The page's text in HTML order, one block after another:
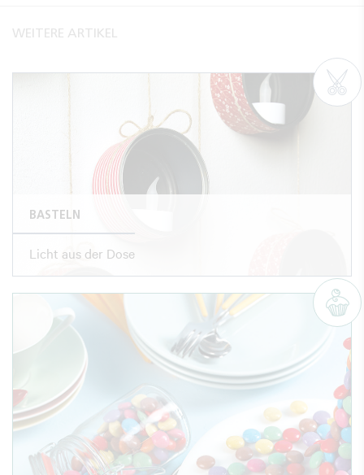
WEITERE ARTIKEL
BASTELN
Licht aus der Dose